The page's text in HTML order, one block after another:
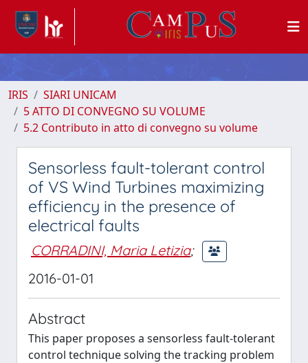
IRIS
SIARI UNICAM
5 ATTO DI CONVEGNO SU VOLUME
5.2 Contributo in atto di convegno su volume
Sensorless fault-tolerant control
of VS Wind Turbines maximizing
efficiency in the presence of
electrical faults
CORRADINI, Maria Letizia;
2016-01-01
Abstract
This paper proposes a sensorless fault-tolerant
control technique solving the tracking problem